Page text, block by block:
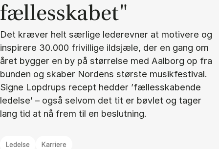
fæl­les­ska­bet"
Det kræver helt særlige lederevner at motivere og
inspirere 30.000 frivillige ildsjæle, der en gang om
året bygger en by på størrelse med Aalborg op fra
bunden og skaber Nordens største musikfestival.
Signe Lopdrups recept hedder ’fællesskabende
ledelse’ – også selvom det tit er bøvlet og tager
lang tid at nå frem til en beslutning.
Ledelse Karriere